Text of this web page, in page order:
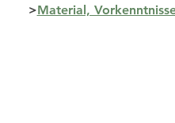
>Material,